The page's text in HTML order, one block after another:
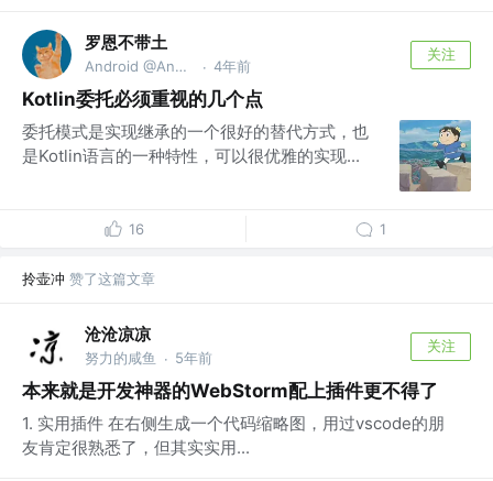
罗恩不带土
Android @Android摸虾大师 · 4年前
关注
Kotlin委托必须重视的几个点
委托模式是实现继承的一个很好的替代方式，也
是Kotlin语言的一种特性，可以很优雅的实现...
16 1
拎壶冲 赞了这篇文章
沧沧凉凉
努力的咸鱼 · 5年前
关注
本来就是开发神器的WebStorm配上插件更不得了
1. 实用插件 在右侧生成一个代码缩略图，用过vscode的朋
友肯定很熟悉了，但其实实用...